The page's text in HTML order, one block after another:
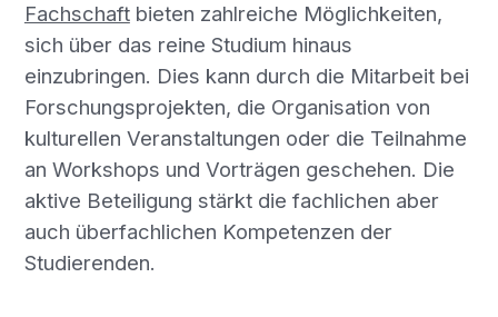
Fachschaftbieten zahlreiche Möglichkeiten,
sich über das reine Studium hinaus
einzubringen. Dies kann durch die Mitarbeit bei
Forschungsprojekten, die Organisation von
kulturellen Veranstaltungen oder die Teilnahme
an Workshops und Vorträgen geschehen. Die
aktive Beteiligung stärkt die fachlichen aber
auch überfachlichen Kompetenzen der
Studierenden.